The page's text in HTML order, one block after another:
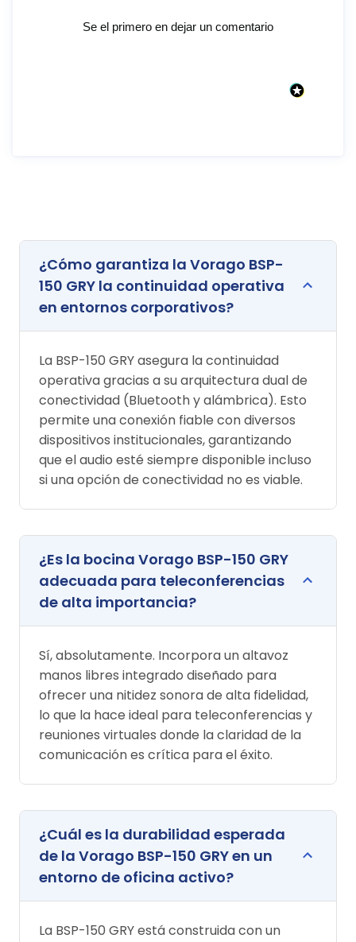
Se el primero en dejar un comentario
¿Cómo garantiza la Vorago BSP-
150 GRY la continuidad operativa
en entornos corporativos?
La BSP-150 GRY asegura la continuidad
operativa gracias a su arquitectura dual de
conectividad (Bluetooth y alámbrica). Esto
permite una conexión fiable con diversos
dispositivos institucionales, garantizando
que el audio esté siempre disponible incluso
si una opción de conectividad no es viable.
¿Es la bocina Vorago BSP-150 GRY
adecuada para teleconferencias
de alta importancia?
Sí, absolutamente. Incorpora un altavoz
manos libres integrado diseñado para
ofrecer una nitidez sonora de alta fidelidad,
lo que la hace ideal para teleconferencias y
reuniones virtuales donde la claridad de la
comunicación es crítica para el éxito.
¿Cuál es la durabilidad esperada
de la Vorago BSP-150 GRY en un
entorno de oficina activo?
La BSP-150 GRY está construida con un